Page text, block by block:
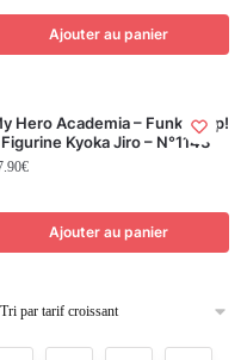
Ajouter au panier
Hero Academia – Funko Pop!
Kyoka Jiro – N°1143
€
Ajouter au panier